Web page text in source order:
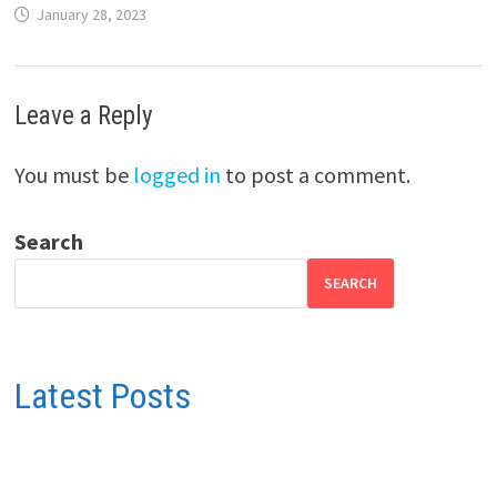
January 28, 2023
Leave a Reply
You must be logged in to post a comment.
Search
SEARCH
Latest Posts